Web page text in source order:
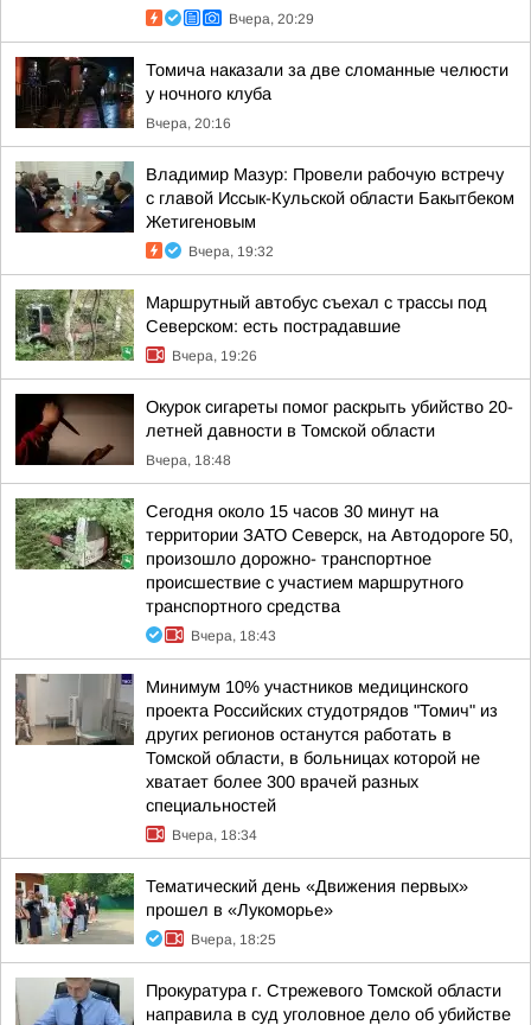
Вчера, 20:29
Томича наказали за две сломанные челюсти
у ночного клуба
Вчера, 20:16
Владимир Мазур: Провели рабочую встречу
с главой Иссык-Кульской области Бакытбеком
Жетигеновым
Вчера, 19:32
Маршрутный автобус съехал с трассы под
Северском: есть пострадавшие
Вчера, 19:26
Окурок сигареты помог раскрыть убийство 20-
летней давности в Томской области
Вчера, 18:48
Сегодня около 15 часов 30 минут на
территории ЗАТО Северск, на Автодороге 50,
произошло дорожно- транспортное
происшествие с участием маршрутного
транспортного средства
Вчера, 18:43
Минимум 10% участников медицинского
проекта Российских студотрядов "Томич" из
других регионов останутся работать в
Томской области, в больницах которой не
хватает более 300 врачей разных
специальностей
Вчера, 18:34
Тематический день «Движения первых»
прошел в «Лукоморье»
Вчера, 18:25
Прокуратура г. Стрежевого Томской области
направила в суд уголовное дело об убийстве